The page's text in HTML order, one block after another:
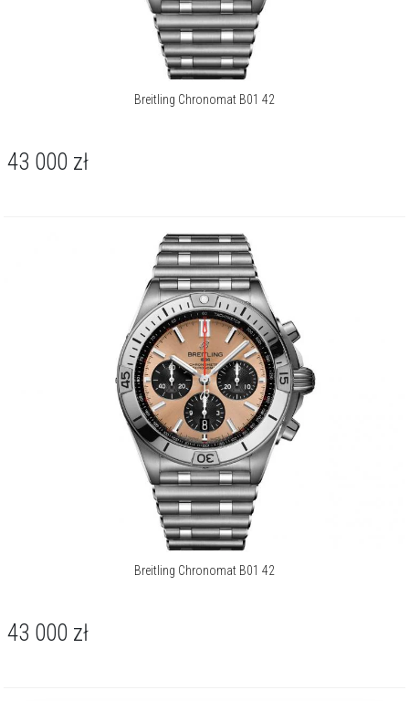
Breitling Chronomat B01 42
43 000 zł
Breitling Chronomat B01 42
43 000 zł